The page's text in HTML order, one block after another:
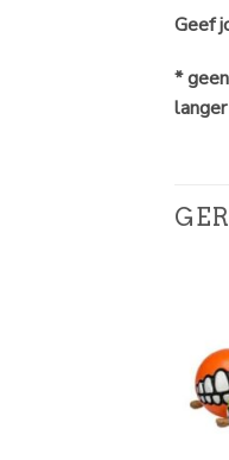
Geef
*